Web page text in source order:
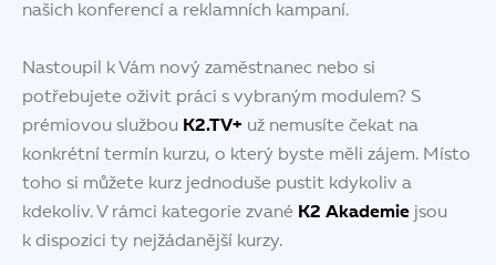
našich konferencí a reklamních kampaní.
Nastoupil k Vám nový zaměstnanec nebo si
potřebujete oživit práci s vybraným modulem? S
prémiovou službou K2.TV+ už nemusíte čekat na
konkrétní termín kurzu, o který byste měli zájem. Místo
toho si můžete kurz jednoduše pustit kdykoliv a
kdekoliv. V rámci kategorie zvané K2 Akademie jsou
k dispozici ty nejžádanější kurzy.